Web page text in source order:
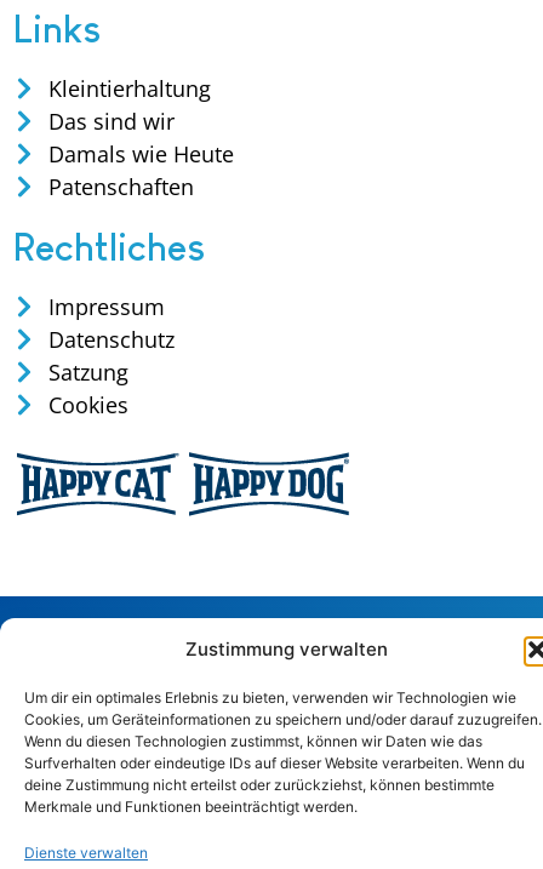
Zustimmung verwalten
Um dir ein optimales Erlebnis zu bieten, verwenden wir Technologien wie
Cookies, um Geräteinformationen zu speichern und/oder darauf zuzugreifen.
Wenn du diesen Technologien zustimmst, können wir Daten wie das
Surfverhalten oder eindeutige IDs auf dieser Website verarbeiten. Wenn du
deine Zustimmung nicht erteilst oder zurückziehst, können bestimmte
Merkmale und Funktionen beeinträchtigt werden.
Dienste verwalten
Links
Kleintierhaltung
Das sind wir
Damals wie Heute
Patenschaften
Rechtliches
Impressum
Datenschutz
Satzung
Cookies
Copyright © 2024. Alle Rechte vorbehalten.
Tel: 0170 / 35 75 165
Sandstraße 29, 57586 Weitefeld